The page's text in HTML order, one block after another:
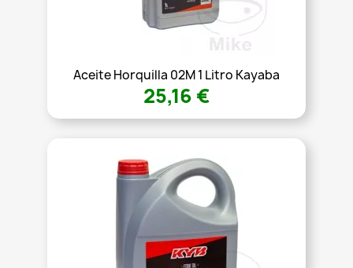
Aceite Horquilla 02M 1 Litro Kayaba
25,16 €